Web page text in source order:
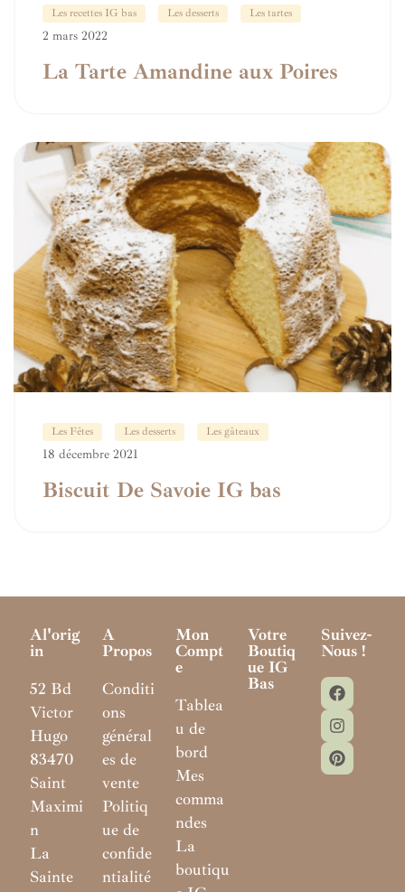
Les recettes IG bas Les desserts Les tartes
2 mars 2022
La Tarte Amandine aux Poires
Les Fêtes Les desserts Les gâteaux
18 décembre 2021
Biscuit De Savoie IG bas
Al'orig
In
52 Bd
Victor
Hugo
83470
Saint
Maximi
n
La
Sainte
A
Propos
Conditi
ons
général
es de
vente
Politiq
ue de
confide
ntialité
Mon
Compt
E
Tablea
u de
bord
Mes
comma
ndes
La
boutiqu
Votre
Boutiq
Ue IG
Bas
Suivez-
Nous !